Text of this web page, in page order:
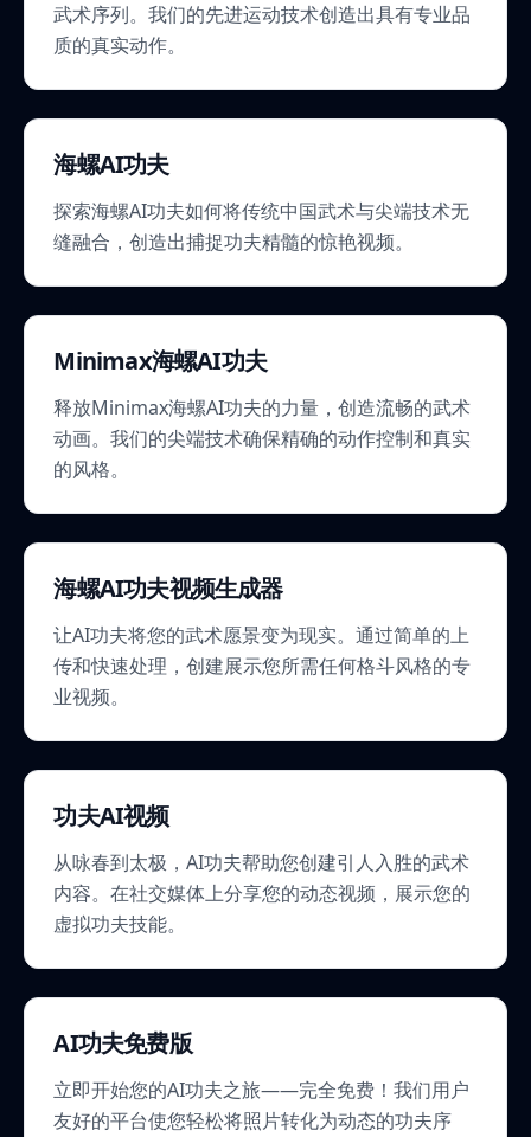
武术序列。我们的先进运动技术创造出具有专业品
质的真实动作。
海螺AI功夫
探索海螺AI功夫如何将传统中国武术与尖端技术无
缝融合，创造出捕捉功夫精髓的惊艳视频。
Minimax海螺AI功夫
释放Minimax海螺AI功夫的力量，创造流畅的武术
动画。我们的尖端技术确保精确的动作控制和真实
的风格。
海螺AI功夫视频生成器
让AI功夫将您的武术愿景变为现实。通过简单的上
传和快速处理，创建展示您所需任何格斗风格的专
业视频。
功夫AI视频
从咏春到太极，AI功夫帮助您创建引人入胜的武术
内容。在社交媒体上分享您的动态视频，展示您的
虚拟功夫技能。
AI功夫免费版
立即开始您的AI功夫之旅——完全免费！我们用户
友好的平台使您轻松将照片转化为动态的功夫序